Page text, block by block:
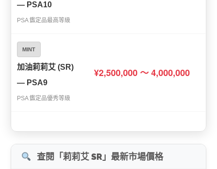
— PSA10
PSA 鑑定品最高等級
MINT
加油莉莉艾 (SR)
— PSA9
PSA 鑑定品優秀等級
¥2,500,000 〜 4,000,000
查閱「莉莉艾 SR」最新市場價格